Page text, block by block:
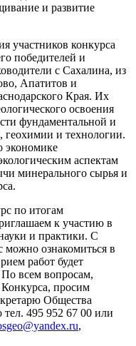
и развитие
участников конкурса
победителей и
с Сахалина, из
Апатитов и
Края. Их
освоения
фундаментальной и
геохимии и технологии.
экономике
аспектам
минерального сырья и
по итогам
к участию в
и практики. С
можно ознакомиться в
работ будет
По всем вопросам,
просим
Общества
495 952 67 00 или
,